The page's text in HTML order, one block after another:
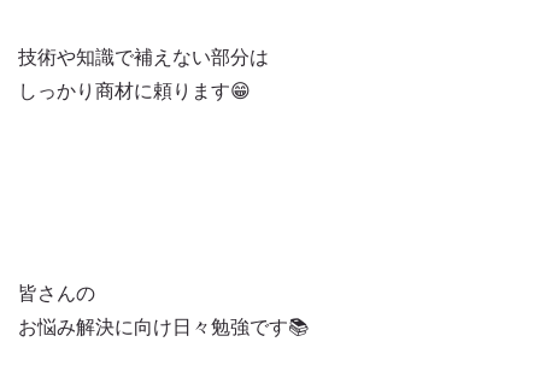
技術や知識で補えない部分は
しっかり商材に頼ります😁
皆さんの
お悩み解決に向け日々勉強です📚